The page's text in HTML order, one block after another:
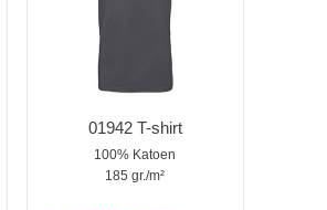
01942 T-shirt
100% Katoen
185 gr./m²